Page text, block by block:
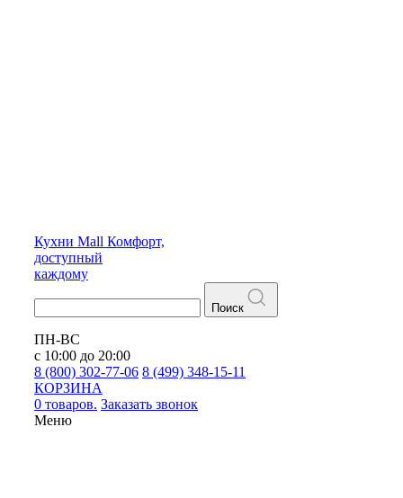
Кухни Mall Комфорт,
доступный
каждому
Поиск
ПН-ВС
с 10:00 до 20:00
8 (800) 302-77-06 8 (499) 348-15-11
КОРЗИНА
0 товаров. Заказать звонок
Меню